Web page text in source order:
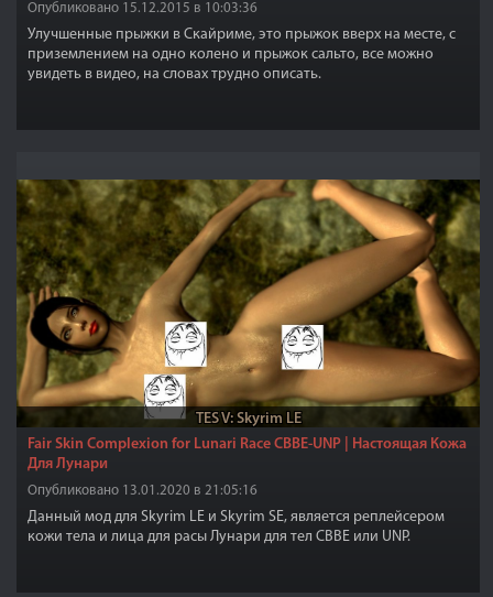
Опубликовано 15.12.2015 в 10:03:36
Улучшенные прыжки в Скайриме, это прыжок вверх на месте, с
приземлением на одно колено и прыжок сальто, все можно
увидеть в видео, на словах трудно описать.
TES V: Skyrim LE
Fair Skin Complexion for Lunari Race CBBE-UNP | Настоящая Кожа
Для Лунари
Опубликовано 13.01.2020 в 21:05:16
Данный мод для Skyrim LE и Skyrim SE, является реплейсером
кожи тела и лица для расы Лунари для тел CBBE или UNP.